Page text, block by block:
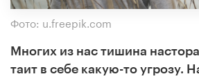
Фото: u.freepik.com
Многих из нас тишина
таит в себе какую-то угрозу.